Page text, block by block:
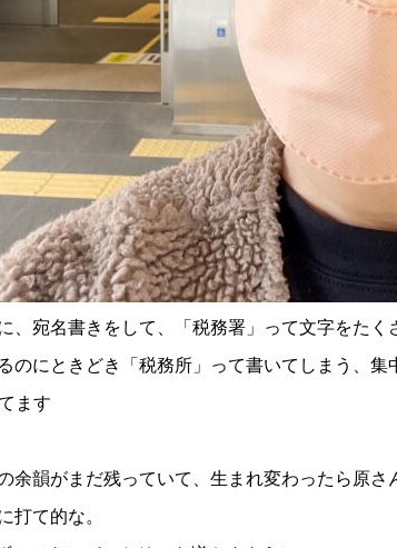
、宛名書きをして、「税務署」って文字をたく
のにときどき「税務所」って書いてしまう、集
ます
余韻がまだ残っていて、生まれ変わったら原
打て的な。